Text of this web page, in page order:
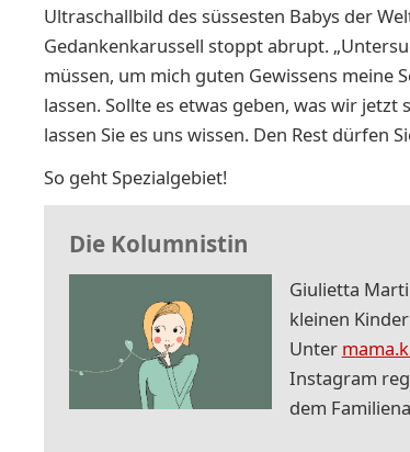
Ultraschallbild des süssesten Babys der
Gedankenkarussell stoppt abrupt.
müssen, um mich guten Gewissens meine
lassen. Sollte es etwas geben, was wir
lassen Sie es uns wissen. Den Rest dürfen
So geht Spezialgebiet!
Die Kolumnistin
Giulietta
kleinen
Unter
Instagram
dem